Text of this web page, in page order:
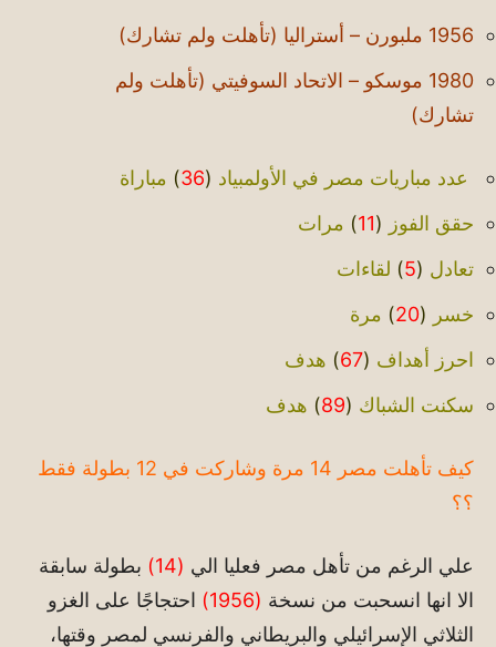
1956 ملبورن – أستراليا (تأهلت ولم تشارك)
1980 موسكو – الاتحاد السوفيتي (تأهلت ولم
تشارك)
عدد مباريات مصر في الأولمبياد (
36
) مباراة
حقق الفوز (
11
) مرات
تعادل (
5
) لقاءات
خسر (
20
) مرة
احرز أهداف (
67
) هدف
سكنت الشباك (
89
) هدف
كيف تأهلت مصر 14 مرة وشاركت في 12 بطولة فقط
؟؟
علي الرغم من تأهل مصر فعليا الي (14)
بطولة سابقة
الا انها انسحبت من نسخة (1956)
احتجاجًا على الغزو
الثلاثي الإسرائيلي والبريطاني والفرنسي لمصر وقتها،